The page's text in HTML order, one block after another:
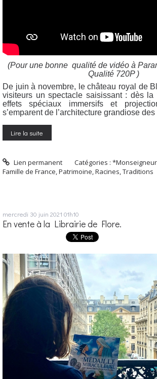
(Pour une bonne qualité de vidéo à
Qualité 720P )
De juin à novembre, le château royal de
visiteurs un spectacle saisissant : dès la
effets spéciaux immersifs et
s’emparent de l’architecture grandiose
Lire la suite
Lien permanent Catégories :
Famille de France,Patrimoine, Racines, Traditions
mercredi 30 juin 2021 01h10
En vente à la Librairie de Flore.